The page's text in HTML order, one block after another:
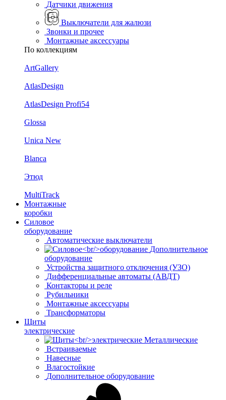
Датчики движения
Выключатели для жалюзи
Звонки и прочее
Монтажные аксессуары
По коллекциям
ArtGallery
AtlasDesign
AtlasDesign Profi54
Glossa
Unica New
Blanca
Этюд
MultiTrack
Монтажные
коробки
Силовое
оборудование
Автоматические выключатели
Дополнительное
оборудование
Устройства защитного отключения (УЗО)
Дифференциальные автоматы (АВДТ)
Контакторы и реле
Рубильники
Монтажные аксессуары
Трансформаторы
Щиты
электрические
Металлические
Встраиваемые
Навесные
Влагостойкие
Дополнительное оборудование